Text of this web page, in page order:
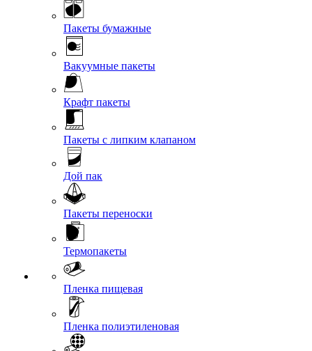
Пакеты бумажные
Вакуумные пакеты
Крафт пакеты
Пакеты с липким клапаном
Дой пак
Пакеты переноски
Термопакеты
Пленка пищевая
Пленка полиэтиленовая